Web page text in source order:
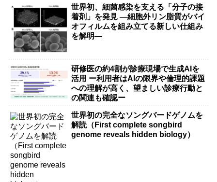
世界初、細菌感染を支える「分子の接
着剤」を発見 ―細胞外リン脂質がバイ
オフィルムを組み立てる新しい仕組み
を解明―
研修医の約4割が診療現場で生成AIを
活用 ー利用者はAIの限界や倫理的課題
への理解が高く、望ましい診療行動と
の関連も確認ー
世界初の完全なソングバードゲノムを
解読（First complete songbird
genome reveals hidden biology）